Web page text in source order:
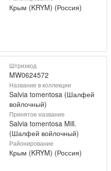
Крым (KRYM) (Россия)
Штрихкод
MW0624572
Название в коллекции
Salvia tomentosa (Шалфей
войлочный)
Принятое название
Salvia tomentosa Mill.
(Шалфей войлочный)
Районирование
Крым (KRYM) (Россия)